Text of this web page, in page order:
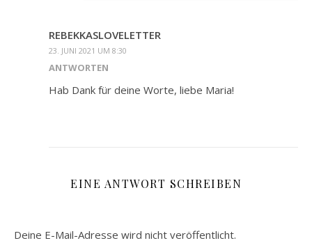
REBEKKASLOVELETTER
23. JUNI 2021 UM 8:30
ANTWORTEN
Hab Dank für deine Worte, liebe Maria!
EINE ANTWORT SCHREIBEN
Deine E-Mail-Adresse wird nicht veröffentlicht.